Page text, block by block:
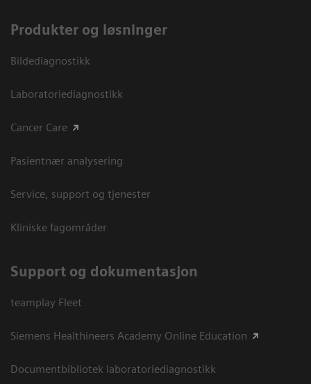
Produkter og løsninger
Bildediagnostikk
Laboratoriediagnostikk
Cancer Care
Pasientnær analysering
Service, support og tjenester
Kliniske fagområder
Support og dokumentasjon
teamplay Fleet
Siemens Healthineers Academy Online Education
Documentbibliotek laboratoriediagnostikk